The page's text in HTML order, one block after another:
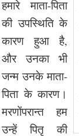
हमारे माता-पिता
की उपस्थिति के
कारण हुआ है,
और उनका भी
जन्म उनके माता-
पिता के कारण।
मरणोंपरान्त हम
उन्हें पितृ की